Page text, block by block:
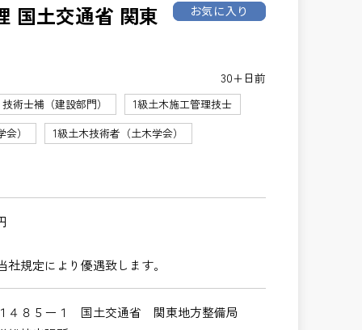
国土交通省 関東 お気に入り
30+日前
技術士補（建設部門）
1級土木施工管理技士
）
1級土木技術者（土木学会）
規定により優遇致します。
４８５ー１ 国土交通省 関東地方整備局